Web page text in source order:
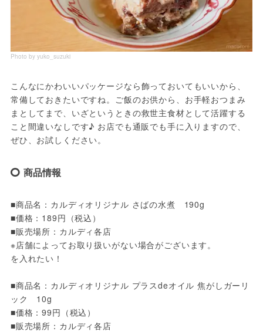
Photo by yuko_suzuki
こんなにかわいいパッケージなら飾っておいてもいいから、
常備しておきたいですね。ご飯のお供から、お手軽おつまみ
まとしてまで、いざというときの救世主食材として活躍する
こと間違いなしです♪ お店でも通販でも手に入りますので、
ぜひ、お試しください。
商品情報
■商品名：カルディオリジナル さばの水煮　190g
■価格：189円（税込）
■販売場所：カルディ各店
※店舗によってお取り扱いがない場合がございます。
を入れたい！
■商品名：カルディオリジナル プラスdeオイル 焦がしガーリ
ック　10g
■価格：99円（税込）
■販売場所：カルディ各店